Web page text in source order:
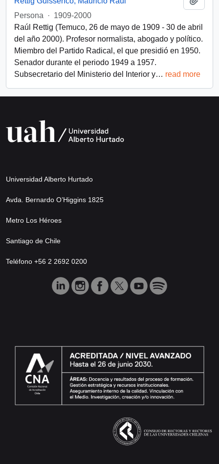
Persona
· 1909-2000
Raúl Rettig (Temuco, 26 de mayo de 1909 - 30 de abril
del año 2000). Profesor normalista, abogado y político.
Miembro del Partido Radical, el que presidió en 1950.
Senador durante el periodo 1949 a 1957.
Subsecretario del Ministerio del Interior y… read more
Universidad Alberto Hurtado
Avda. Bernardo O’Higgins 1825
Metro Los Héroes
Santiago de Chile
Teléfono +56 2 2692 0200